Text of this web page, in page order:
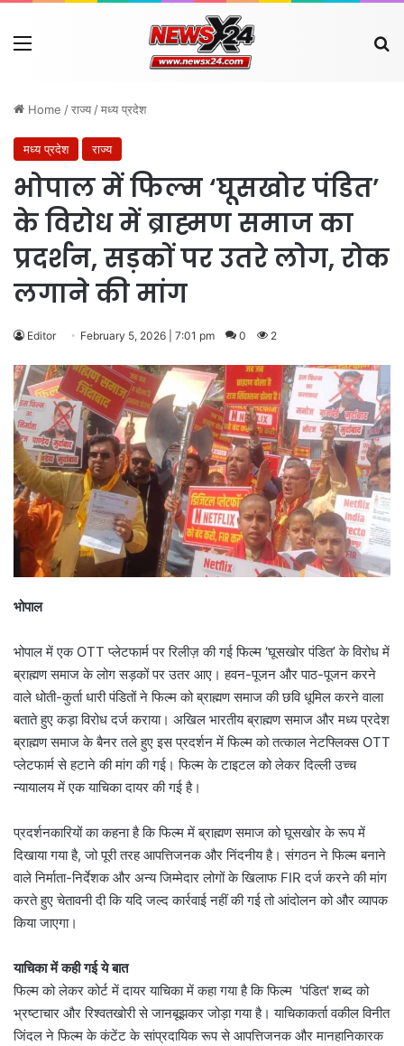
Menu
Home /राज्य /मध्य प्रदेश
मध्य प्रदेश राज्य
भोपाल में फिल्म ‘घूसखोर पंडित’
के विरोध में ब्राह्मण समाज का
प्रदर्शन, सड़कों पर उतरे लोग, रोक
लगाने की मांग
Editor February 5, 2026 | 7:01 pm 0 2
भोपाल
भोपाल में एक OTT प्लेटफार्म पर रिलीज़ की गई फिल्म ‘घूसखोर पंडित’ के विरोध में
ब्राह्मण समाज के लोग सड़कों पर उतर आए। हवन-पूजन और पाठ-पूजन करने
वाले धोती-कुर्ता धारी पंडितों ने फिल्म को ब्राह्मण समाज की छवि धूमिल करने वाला
बताते हुए कड़ा विरोध दर्ज कराया। अखिल भारतीय ब्राह्मण समाज और मध्य प्रदेश
ब्राह्मण समाज के बैनर तले हुए इस प्रदर्शन में फिल्म को तत्काल नेटफ्लिक्स OTT
प्लेटफार्म से हटाने की मांग की गई। फिल्म के टाइटल को लेकर दिल्ली उच्च
न्यायालय में एक याचिका दायर की गई है।
प्रदर्शनकारियों का कहना है कि फिल्म में ब्राह्मण समाज को घूसखोर के रूप में
दिखाया गया है, जो पूरी तरह आपत्तिजनक और निंदनीय है। संगठन ने फिल्म बनाने
वाले निर्माता-निर्देशक और अन्य जिम्मेदार लोगों के खिलाफ FIR दर्ज करने की मांग
करते हुए चेतावनी दी कि यदि जल्द कार्रवाई नहीं की गई तो आंदोलन को और व्यापक
किया जाएगा।
याचिका में कही गई ये बात
फिल्म को लेकर कोर्ट में दायर याचिका में कहा गया है कि फिल्म 'पंडित' शब्द को
भ्रष्टाचार और रिश्वतखोरी से जानबूझकर जोड़ा गया है। याचिकाकर्ता वकील विनीत
जिंदल ने फिल्म के कंटेंट के सांप्रदायिक रूप से आपत्तिजनक और मानहानिकारक